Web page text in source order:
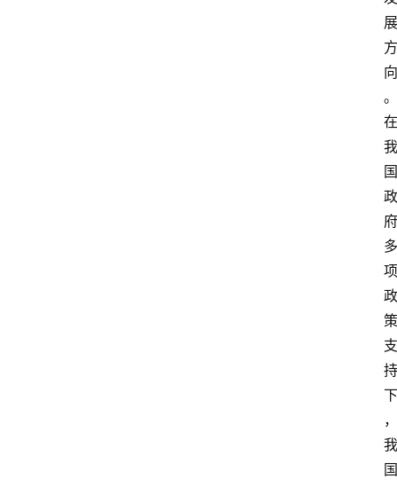
展
方
向
。
在
我
国
政
府
多
项
政
策
支
持
下
，
我
国